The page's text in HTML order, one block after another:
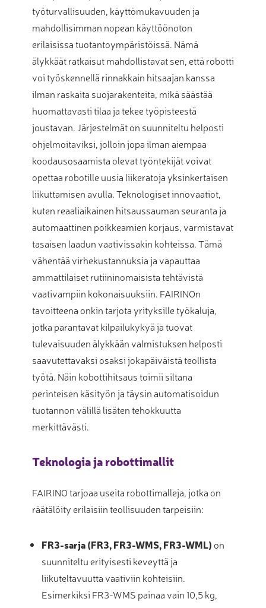
työturvallisuuden, käyttömukavuuden ja
mahdollisimman nopean käyttöönoton
erilaisissa tuotantoympäristöissä. Nämä
älykkäät ratkaisut mahdollistavat sen, että robotti
voi työskennellä rinnakkain hitsaajan kanssa
ilman raskaita suojarakenteita, mikä säästää
huomattavasti tilaa ja tekee työpisteestä
joustavan. Järjestelmät on suunniteltu helposti
ohjelmoitaviksi, jolloin jopa ilman aiempaa
koodausosaamista olevat työntekijät voivat
opettaa robotille uusia liikeratoja yksinkertaisen
liikuttamisen avulla. Teknologiset innovaatiot,
kuten reaaliaikainen hitsaussauman seuranta ja
automaattinen poikkeamien korjaus, varmistavat
tasaisen laadun vaativissakin kohteissa. Tämä
vähentää virhekustannuksia ja vapauttaa
ammattilaiset rutiininomaisista tehtävistä
vaativampiin kokonaisuuksiin. FAIRINOn
tavoitteena onkin tarjota yrityksille työkaluja,
jotka parantavat kilpailukykyä ja tuovat
tulevaisuuden älykkään valmistuksen helposti
saavutettavaksi osaksi jokapäiväistä teollista
työtä. Näin kobottihitsaus toimii siltana
perinteisen käsityön ja täysin automatisoidun
tuotannon välillä lisäten tehokkuutta
merkittävästi.
Teknologia ja robottimallit
FAIRINO tarjoaa useita robottimalleja, jotka on
räätälöity erilaisiin teollisuuden tarpeisiin:
FR3-sarja (FR3, FR3-WMS, FR3-WML)on
suunniteltu erityisesti keveyttä ja
liikuteltavuutta vaativiin kohteisiin.
Esimerkiksi FR3-WMS painaa vain 10,5 kg,